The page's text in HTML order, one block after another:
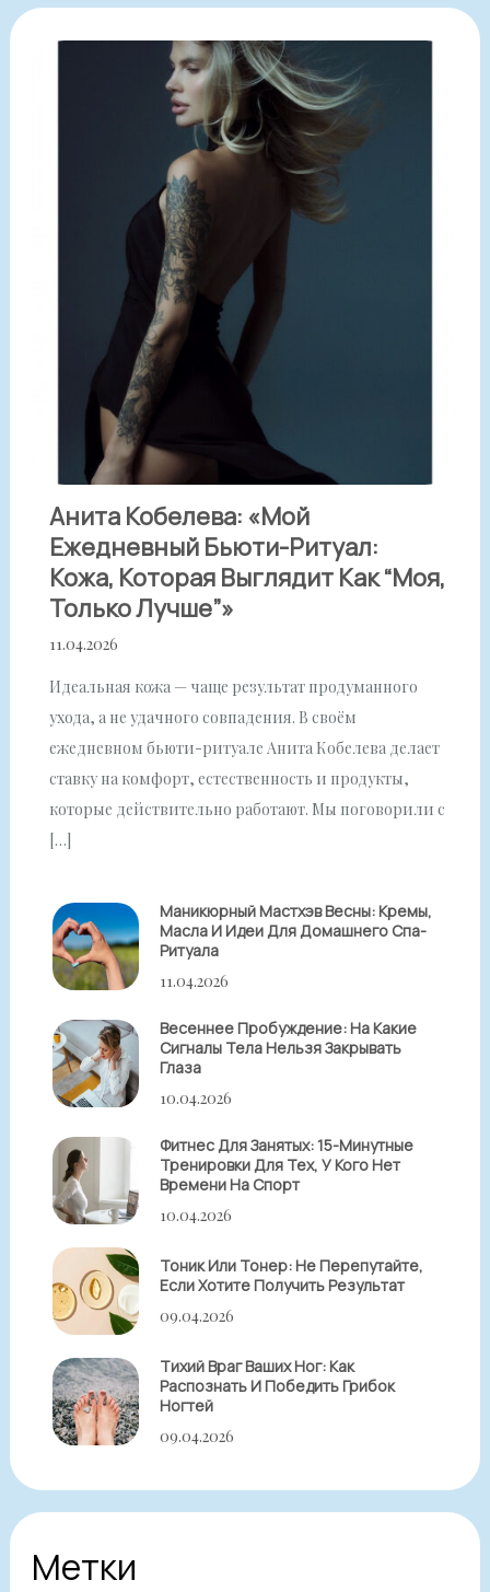
Анита Кобелева: «Мой
Ежедневный Бьюти-Ритуал:
Кожа, Которая Выглядит Как “моя,
Только Лучше”»
11.04.2026
Идеальная кожа — чаще результат продуманного
ухода, а не удачного совпадения. В своём
ежедневном бьюти-ритуале Анита Кобелева делает
ставку на комфорт, естественность и продукты,
которые действительно работают. Мы поговорили с
[…]
Маникюрный Мастхэв Весны: Кремы,
Масла И Идеи Для Домашнего Спа-
Ритуала
11.04.2026
Весеннее Пробуждение: На Какие
Сигналы Тела Нельзя Закрывать
Глаза
10.04.2026
Фитнес Для Занятых: 15-Минутные
Тренировки Для Тех, У Кого Нет
Времени На Спорт
10.04.2026
Тоник Или Тонер: Не Перепутайте,
Если Хотите Получить Результат
09.04.2026
Тихий Враг Ваших Ног: Как
Распознать И Победить Грибок
Ногтей
09.04.2026
Метки